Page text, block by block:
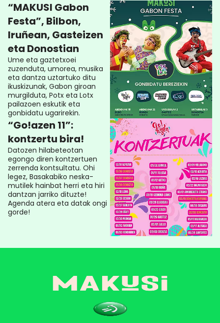
“MAKUSI Gabon
Festa”, Bilbon,
Iruñean, Gasteizen
eta Donostian
Ume eta gaztetxoei
zuzenduta, umorea, musika
eta dantza uztartuko ditu
ikuskizunak, Gabon giroan
murgilduta, Potx eta Lotx
pailazoen eskutik eta
gonbidatu ugarirekin.
“Go!azen 11”:
kontzertu bira!
Datozen hilabeteotan
egongo diren kontzertuen
zerrenda kontsultatu. Ohi
legez, Basakabiko neska-
mutilek hainbat herri eta hiri
dantzan jarriko dituzte!
Agenda atera eta datak ongi
gorde!